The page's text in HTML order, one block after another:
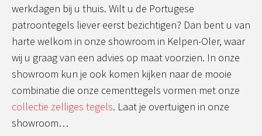
werkdagen bij u thuis. Wilt u de Portugese
patroontegels liever eerst bezichtigen? Dan bent u van
harte welkom in onze showroom in Kelpen-Oler, waar
wij u graag van een advies op maat voorzien. In onze
showroom kun je ook komen kijken naar de mooie
combinatie die onze cementtegels vormen met onze
collectie zelliges tegels. Laat je overtuigen in onze
showroom…